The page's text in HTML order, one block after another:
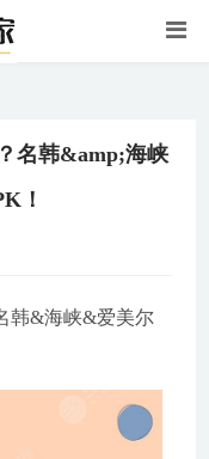
名韩&amp;海峡
！
韩&海峡&爱美尔